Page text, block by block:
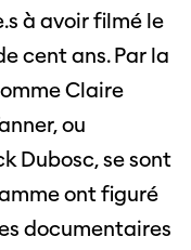
à avoir filmé le
cent ans. Par la
Claire
ou
Dubosc, se sont
ont figuré
documentaires